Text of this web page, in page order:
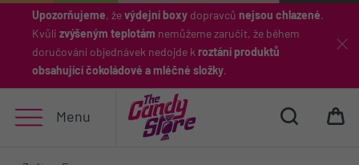
Upozorňujeme, že výdejní boxy dopravců nejsou chlazené.
Kvůli zvýšeným teplotám nemůžeme zaručit, že během
doručování objednávek nedojde k roztání produktů
obsahující čokoládové a mléčné složky.
Menu
Hledat